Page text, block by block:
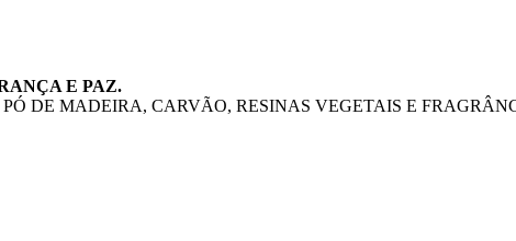
E PAZ.
DE MADEIRA, CARVÃO, RESINAS VEGETAIS E